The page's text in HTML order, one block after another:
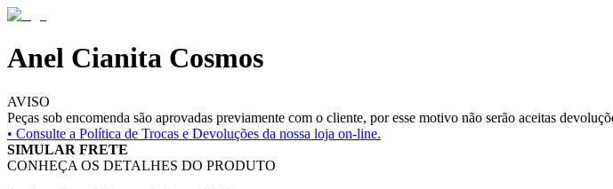
Anel Cianita Cosmos
AVISO
Peças sob encomenda são aprovadas previamente com o cliente, por esse motivo não serão aceitas
• Consulte a Política de Trocas e Devoluções da nossa loja on-line.
SIMULAR FRETE
CONHEÇA OS DETALHES DO PRODUTO